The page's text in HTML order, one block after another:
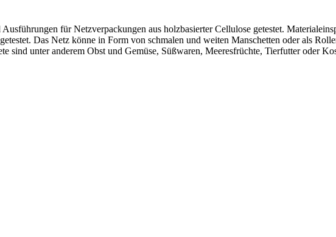
für Netzverpackungen aus holzbasierter Cellulose getestet.
Das Netz könne in Form von schmalen und weiten Manschetten oder als
sind unter anderem Obst und Gemüse, Süßwaren, Meeresfrüchte, Tierfutter oder